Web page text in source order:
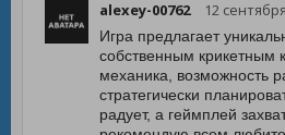
alexey-00762 12
Игра предлагает
собственным крикетным
механика, возможность
стратегически
радует, а геймплей